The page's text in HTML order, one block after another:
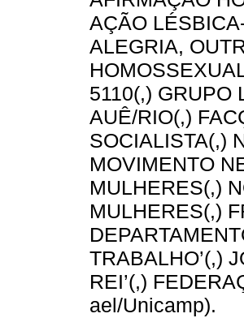
AÇÃO
ALEGRIA,
5110(,) GRUPO
AUÊ/RIO(,)
SOCIALISTA(,)
MOVIMENTO
MULHERES(,)
MULHERES(,)
TRABALHO’(,)
REI’(,)
ael/Unicamp).